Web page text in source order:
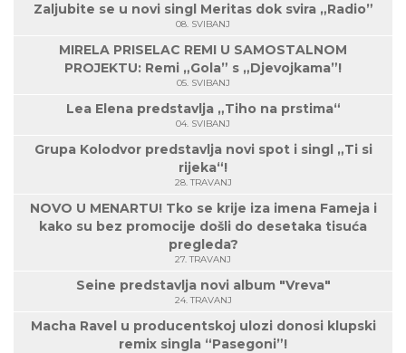
Zaljubite se u novi singl Meritas dok svira „Radio”
08. SVIBANJ
MIRELA PRISELAC REMI U SAMOSTALNOM
PROJEKTU: Remi „Gola” s „Djevojkama”!
05. SVIBANJ
Lea Elena predstavlja „Tiho na prstima“
04. SVIBANJ
Grupa Kolodvor predstavlja novi spot i singl „Ti si
rijeka“!
28. TRAVANJ
NOVO U MENARTU! Tko se krije iza imena Fameja i
kako su bez promocije došli do desetaka tisuća
pregleda?
27. TRAVANJ
Seine predstavlja novi album "Vreva"
24. TRAVANJ
Macha Ravel u producentskoj ulozi donosi klupski
remix singla “Pasegoni”!